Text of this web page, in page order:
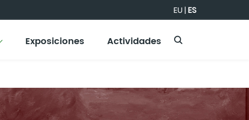
EU|ES
Exposiciones Actividades